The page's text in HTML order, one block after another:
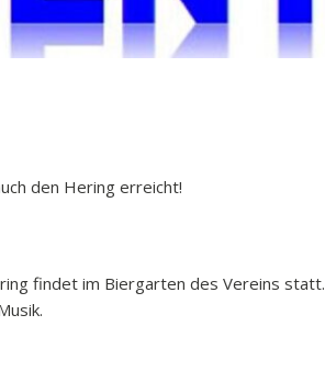
den Hering erreicht!
findet im Biergarten des Vereins statt.